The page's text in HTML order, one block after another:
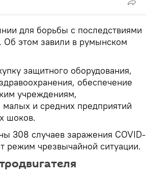
для борьбы с последствиями
Об этом завили в румынском
защитного оборудования,
обеспечение
учреждениям,
и средних предприятий
шоков.
308 случаев заражения COVID-
режим чрезвычайной ситуации.